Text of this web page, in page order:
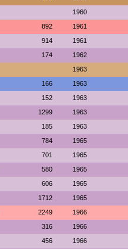
1960
892 1961
914 1961
174 1962
1963
166 1963
152 1963
1299 1963
185 1963
784 1965
701 1965
580 1965
606 1965
1712 1965
2249 1966
316 1966
456 1966